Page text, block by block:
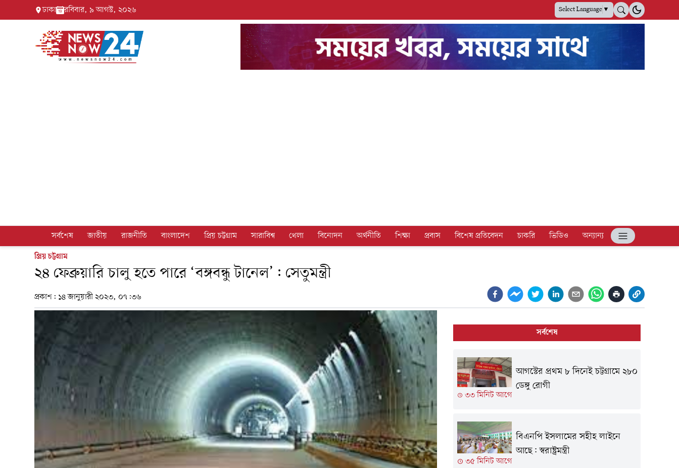
ঢাকা রবিবার, ৯ আগস্ট, ২০২৬ Select Language▼
সর্বশেষ জাতীয় রাজনীতি বাংলাদেশ প্রিয় চট্টগ্রাম সারাবিশ্ব খেলা বিনোদন অর্থনীতি শিক্ষা প্রবাস বিশেষ প্রতিবেদন চাকরি ভিডিও
অন্যান্য
প্রিয় চট্টগ্রাম
২৪ ফেব্রুয়ারি চালু হতে পারে ‘বঙ্গবন্ধু টানেল’: সেতুমন্ত্রী
প্রকাশ: ১৪ জানুয়ারী ২০২৩, ০৭:৩৬
সর্বশেষ
৩৩ মিনিট আগে
আগস্টের প্রথম ৮ দিনেই চট্টগ্রামে ২৮০
ডেঙ্গু রোগী
৩৫ মিনিট আগে
বিএনপি ইসলামের সহীহ লাইনে
আছে: স্বরাষ্ট্রমন্ত্রী